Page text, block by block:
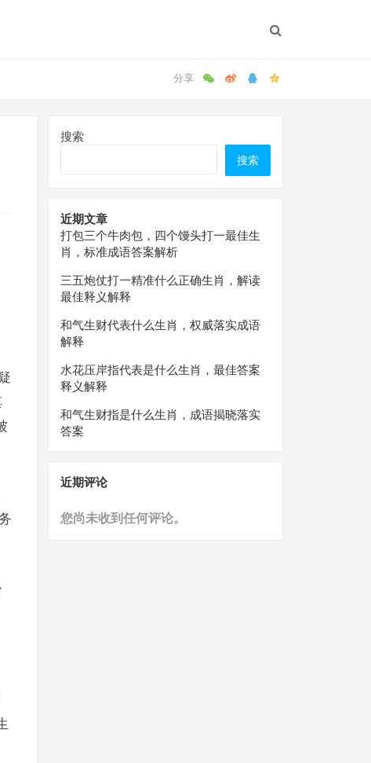
搜索
搜索
近期文章
打包三个牛肉包，四个馒头打一最佳生
肖，标准成语答案解析
三五炮仗打一精准什么正确生肖，解读
最佳释义解释
和气生财代表什么生肖，权威落实成语
解释
水花压岸指代表是什么生肖，最佳答案
释义解释
和气生财指是什么生肖，成语揭晓落实
答案
近期评论
您尚未收到任何评论。